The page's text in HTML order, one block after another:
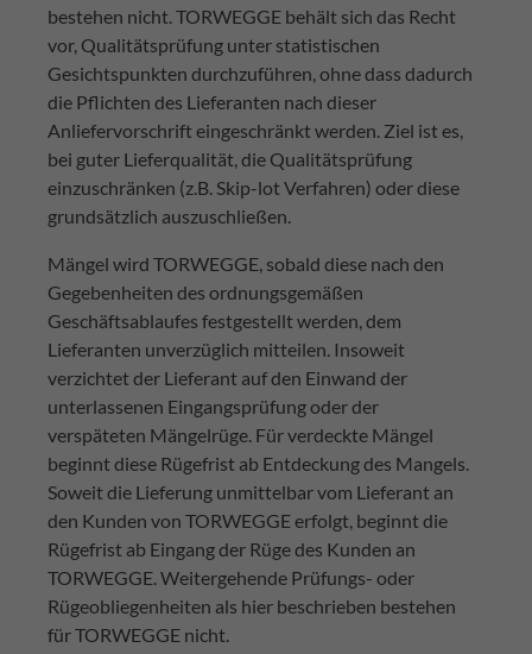
bestehen nicht. TORWEGGE behält sich das Recht
vor, Qualitätsprüfung unter statistischen
Gesichtspunkten durchzuführen, ohne dass dadurch
die Pflichten des Lieferanten nach dieser
Anliefervorschrift eingeschränkt werden. Ziel ist es,
bei guter Lieferqualität, die Qualitätsprüfung
einzuschränken (z.B. Skip-lot Verfahren) oder diese
grundsätzlich auszuschließen.
Mängel wird TORWEGGE, sobald diese nach den
Gegebenheiten des ordnungsgemäßen
Geschäftsablaufes festgestellt werden, dem
Lieferanten unverzüglich mitteilen. Insoweit
verzichtet der Lieferant auf den Einwand der
unterlassenen Eingangsprüfung oder der
verspäteten Mängelrüge. Für verdeckte Mängel
beginnt diese Rügefrist ab Entdeckung des Mangels.
Soweit die Lieferung unmittelbar vom Lieferant an
den Kunden von TORWEGGE erfolgt, beginnt die
Rügefrist ab Eingang der Rüge des Kunden an
TORWEGGE. Weitergehende Prüfungs- oder
Rügeobliegenheiten als hier beschrieben bestehen
für TORWEGGE nicht.